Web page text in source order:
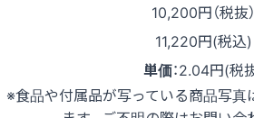
10,200円（税抜）
11,220円(税込)
単価：2.04円(税
※食品や付属品が写っている商品写真